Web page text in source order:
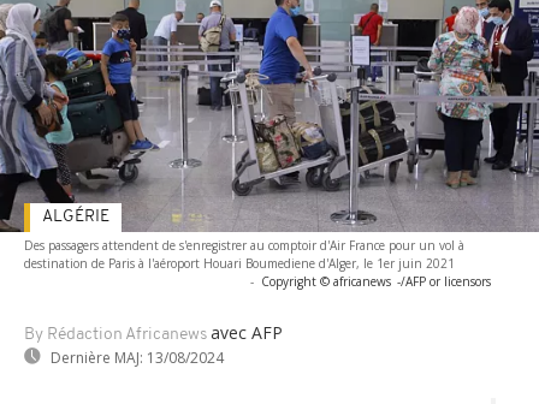
Des passagers attendent de s'enregistrer au comptoir d'Air France pour un vol à
destination de Paris à l'aéroport Houari Boumediene d'Alger, le 1er juin 2021
- Copyright © africanews -/AFP or licensors
By Rédaction Africanews avec AFP
Dernière MAJ: 13/08/2024
ALGÉRIE